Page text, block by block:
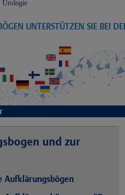
Urologie
UNTERSTÜTZEN SIE BEI
und zur
Aufklärungsbögen